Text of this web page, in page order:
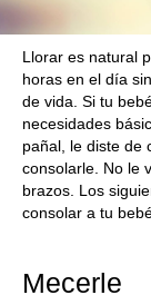
Llorar es natural
horas en el día
de vida. Si tu
necesidades
pañal, le diste de
consolarle. No le
brazos. Los
consolar a tu
Mecerle